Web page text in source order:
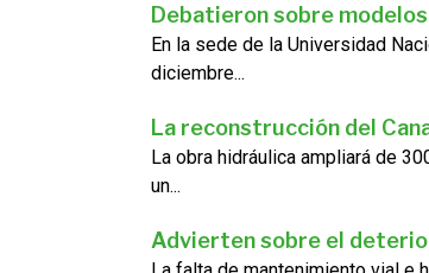
Debatieron sobre
En la sede de la Universidad
diciembre...
La reconstrucción del
La obra hidráulica ampliará de
un...
Advierten sobre el